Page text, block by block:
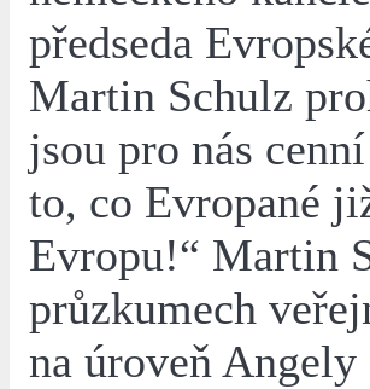
předseda
Martin Schulz
jsou pro nás
to, co Evropané
Evropu!“ Martin
průzkumech
na úroveň